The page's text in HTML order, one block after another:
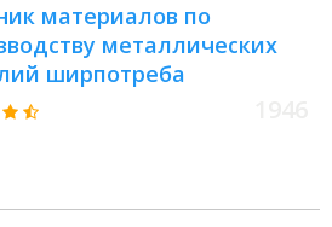
материалов по
металлических
ширпотреба